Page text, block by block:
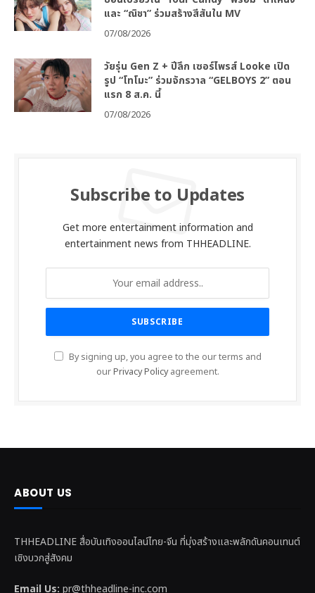
และ “ณิชา” ร่วมสร้างสีสันใน MV
07/08/2026
วัยรุ่น Gen Z + ปีลึก เซอร์ไพรส์ Looke เปิด
รูป “โทโมะ” ร่วมจักรวาล “GELBOYS 2” ตอน
แรก 8 ส.ค. นี้
07/08/2026
Subscribe to Updates
Get more entertainment information and
entertainment news from THHEADLINE.
By signing up, you agree to the our terms and
ourPrivacy Policyagreement.
ABOUT US
THHEADLINE สื่อบันเทิงออนไลน์ไทย-จีน ที่มุ่งสร้างและพลักดันคอนเทนต์
เชิงบวกสู่สังคม
Email Us: pr@thheadline-inc.com